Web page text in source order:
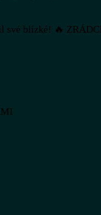
své blízké! 🔥